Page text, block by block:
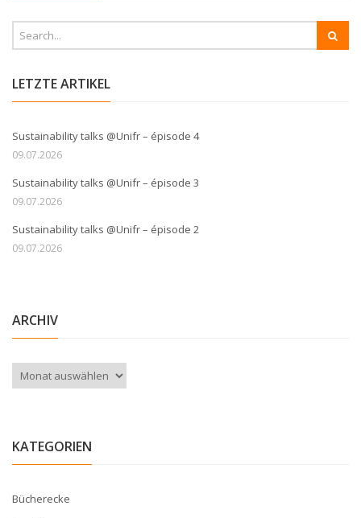
LETZTE ARTIKEL
Sustainability talks @Unifr – épisode 4
09.07.2026
Sustainability talks @Unifr – épisode 3
09.07.2026
Sustainability talks @Unifr – épisode 2
09.07.2026
ARCHIV
Archiv
KATEGORIEN
Bücherecke